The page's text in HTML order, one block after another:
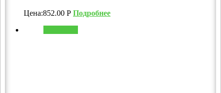
Цена:852.00 Р Подробнее